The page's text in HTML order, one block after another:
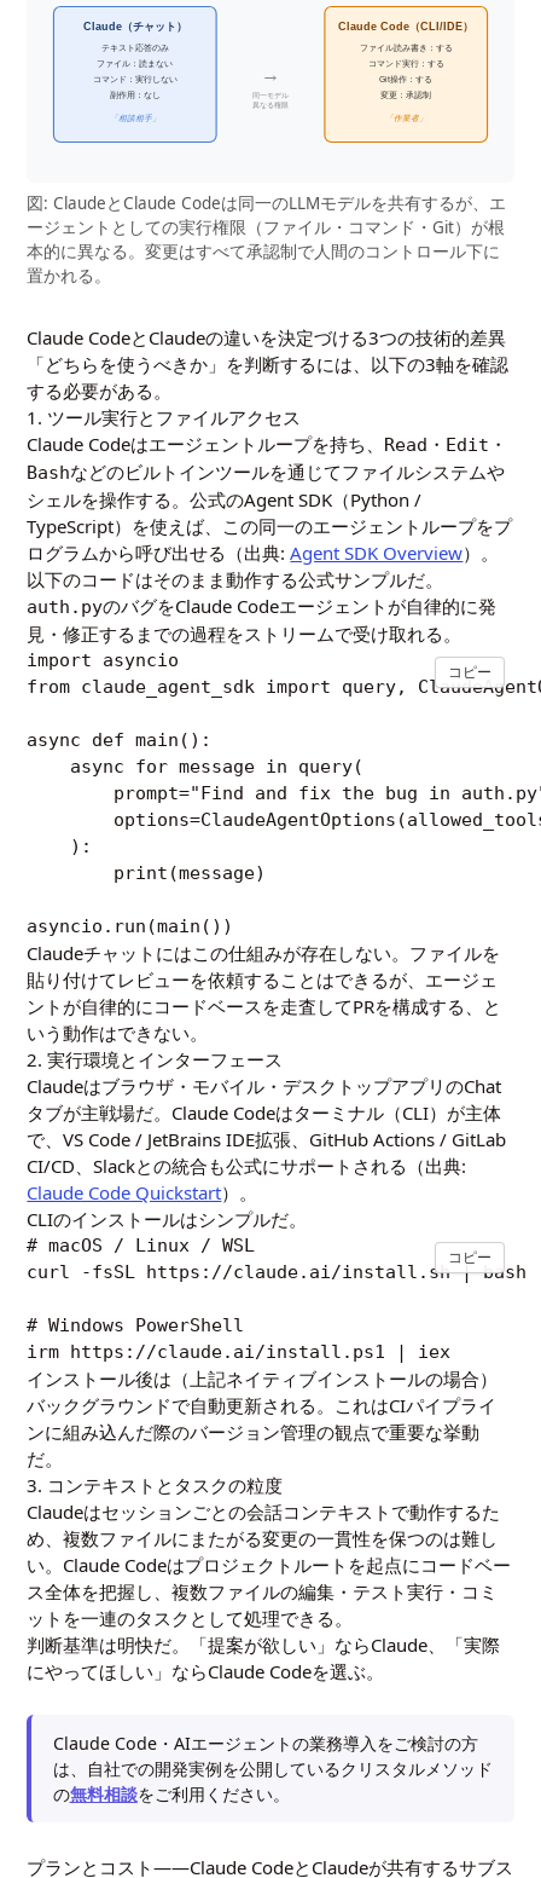
Claude（チャット）
テキスト応答のみ
ファイル：読まない
コマンド：実行しない
副作用：なし
「相談相手」
→
同一モデル
異なる権限
Claude Code（CLI/IDE）
ファイル読み書き：する
コマンド実行：する
Git操作：する
変更：承認制
「作業者」
図: ClaudeとClaude Codeは同一のLLMモデルを共有するが、エ
ージェントとしての実行権限（ファイル・コマンド・Git）が根
本的に異なる。変更はすべて承認制で人間のコントロール下に
置かれる。
Claude CodeとClaudeの違いを決定づける3つの技術的差異
「どちらを使うべきか」を判断するには、以下の3軸を確認
する必要がある。
1. ツール実行とファイルアクセス
Claude Codeはエージェントループを持ち、 Read ・ Edit ・
Bashなどのビルトインツールを通じてファイルシステムや
シェルを操作する。公式のAgent SDK（Python /
TypeScript）を使えば、この同一のエージェントループをプ
ログラムから呼び出せる（出典:Agent SDK Overview）。
以下のコードはそのまま動作する公式サンプルだ。
auth.pyのバグをClaude Codeエージェントが自律的に発
見・修正するまでの過程をストリームで受け取れる。
import asyncio
from claude_agent_sdk import query,
async def main():
    async for message in query(
prompt="Find and fix the bug in
    ):
        print(message)
asyncio.run(main())
コピー
Claudeチャットにはこの仕組みが存在しない。ファイルを
貼り付けてレビューを依頼することはできるが、エージェ
ントが自律的にコードベースを走査してPRを構成する、と
いう動作はできない。
2. 実行環境とインターフェース
Claudeはブラウザ・モバイル・デスクトップアプリのChat
タブが主戦場だ。Claude Codeはターミナル（CLI）が主体
で、VS Code / JetBrains IDE拡張、GitHub Actions / GitLab
CI/CD、Slackとの統合も公式にサポートされる（出典:
Claude Code Quickstart）。
CLIのインストールはシンプルだ。
# macOS / Linux / WSL
curl -fsSL https://claude.ai/install.sh | bash
# Windows PowerShell
irm https://claude.ai/install.ps1 | iex
コピー
インストール後は（上記ネイティブインストールの場合）
バックグラウンドで自動更新される。これはCIパイプライ
ンに組み込んだ際のバージョン管理の観点で重要な挙動
だ。
3. コンテキストとタスクの粒度
Claudeはセッションごとの会話コンテキストで動作するた
め、複数ファイルにまたがる変更の一貫性を保つのは難し
い。Claude Codeはプロジェクトルートを起点にコードベー
ス全体を把握し、複数ファイルの編集・テスト実行・コミ
ットを一連のタスクとして処理できる。
判断基準は明快だ。「提案が欲しい」ならClaude、「実際
にやってほしい」ならClaude Codeを選ぶ。
Claude Code・AIエージェントの業務導入をご検討の方
は、自社での開発実例を公開しているクリスタルメソッド
の無料相談をご利用ください。
プランとコスト——Claude CodeとClaudeが共有するサブス